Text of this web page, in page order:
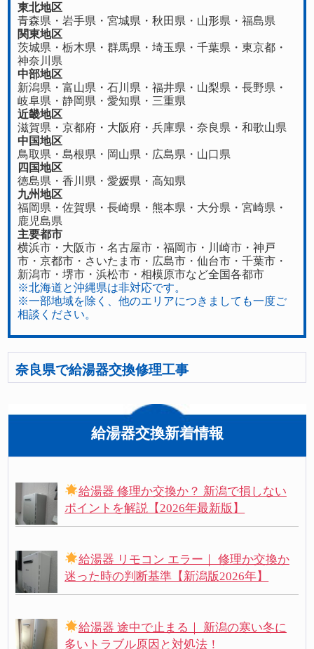
東北地区
青森県 ・岩手県 ・宮城県 ・秋田県 ・ 山形県 ・福島県
関東地区
茨城県 ・栃木県 ・群馬県 ・埼玉県 ・千葉県 ・東京都 ・
神奈川県
中部地区
新潟県 ・富山県 ・石川県 ・福井県 ・ 山梨県 ・長野県 ・
岐阜県 ・静岡県 ・愛知県 ・ 三重県
近畿地区
滋賀県 ・京都府 ・ 大阪府 ・兵庫県 ・奈良県 ・和歌山県
中国地区
鳥取県 ・島根県 ・ 岡山県 ・ 広島県 ・ 山口県
四国地区
徳島県 ・香川県・愛媛県 ・高知県
九州地区
福岡県 ・佐賀県 ・長崎県・ 熊本県 ・ 大分県 ・宮崎県 ・
鹿児島県
主要都市
横浜市・大阪市・名古屋市・福岡市・川崎市・神戸
市・京都市・さいたま市・広島市・仙台市・千葉市・
新潟市・堺市・浜松市・相模原市など全国各都市
※北海道と沖縄県は非対応です。
※一部地域を除く、他のエリアにつきましても一度ご
相談ください。
奈良県で給湯器交換修理工事
給湯器交換新着情報
給湯器 修理か交換か？ 新潟で損しない
ポイントを解説【2026年最新版】
給湯器 リモコン エラー｜ 修理か交換か
迷った時の判断基準【新潟版2026年】
給湯器 途中で止まる｜ 新潟の寒い冬に
多いトラブル原因と対処法！